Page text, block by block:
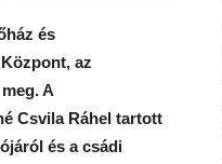
és
az
A
Csvila Ráhel tartott
és a csádi